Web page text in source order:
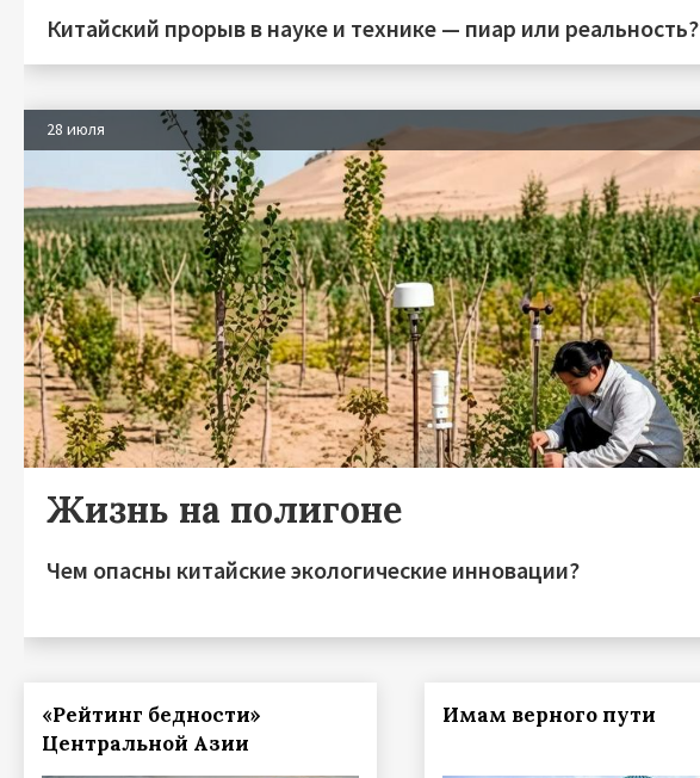
Китайский прорыв в науке и технике — пиар или реальность?
28 июля
Жизнь на полигоне
Чем опасны китайские экологические инновации?
«Рейтинг бедности»
Центральной Азии
Имам верного пути